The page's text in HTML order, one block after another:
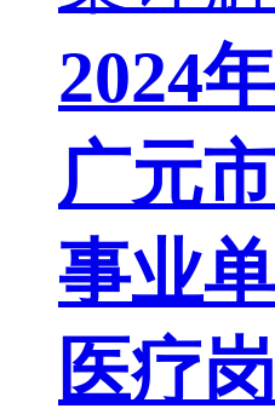
2024
广元
事业
医疗